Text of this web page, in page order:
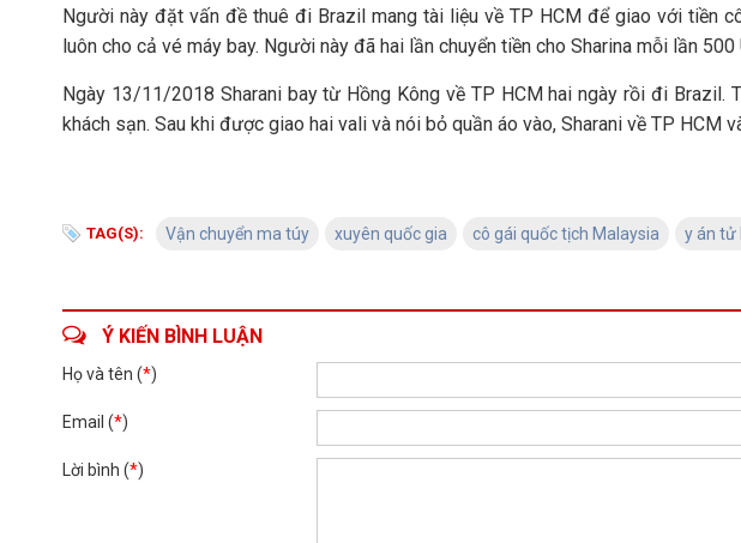
Người này đặt vấn đề thuê đi Brazil mang tài liệu về TP HCM để giao với tiền
luôn cho cả vé máy bay. Người này đã hai lần chuyển tiền cho Sharina mỗi lần
Ngày 13/11/2018 Sharani bay từ Hồng Kông về TP HCM hai ngày rồi đi Brazil.
khách sạn. Sau khi được giao hai vali và nói bỏ quần áo vào, Sharani về TP HCM
TAG(S): Vận chuyển ma túy xuyên quốc gia cô gái quốc tịch Malaysia y án tử
Ý KIẾN BÌNH LUẬN
Họ và tên (*)
Email (*)
Lời bình (*)